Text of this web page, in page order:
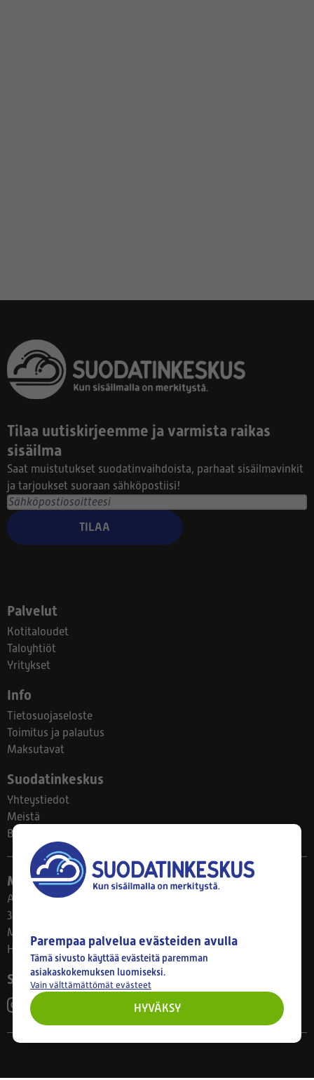
Tilaa uutiskirjeemme ja varmista raikas
sisäilma
Saat muistutukset suodatinvaihdoista, parhaat sisäilmavinkit
ja tarjoukset suoraan sähköpostiisi!
TILAA
Palvelut
Kotitaloudet
Taloyhtiöt
Yritykset
Info
Tietosuojaseloste
Toimitus ja palautus
Maksutavat
Suodatinkeskus
Yhteystiedot
Meistä
Blogi
Myymälä
Ahlmanintie 61
33800 Tampere
Ma–Pe 8–17
Huom! Myymälän poikkeusaukiolot: 27.7.-21.8. klo 8-16
Seuraa meitä
Parempaa palvelua evästeiden avulla
Tämä sivusto käyttää evästeitä paremman
asiakaskokemuksen luomiseksi.
Vain välttämättömät evästeet
HYVÄKSY